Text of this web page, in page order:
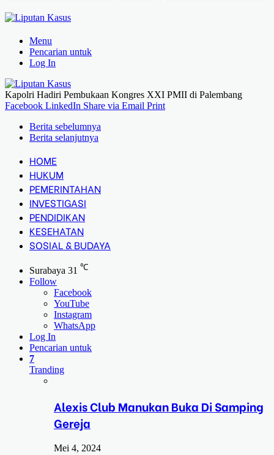
Menu
Pencarian untuk
Log In
Kapolri Hadiri Pembukaan Kongres XXI PMII di Palembang
Facebook LinkedIn Share via Email Print
Berita sebelumnya
Berita selanjutnya
HOME
HUKUM
PEMERINTAHAN
INVESTIGASI
PENDIDIKAN
KESEHATAN
SOSIAL & BUDAYA
Surabaya 31 ℃
Follow
Facebook
YouTube
Instagram
WhatsApp
Log In
Pencarian untuk
7
Tranding
Alexis Club Manukan Buka Di Samping
Gereja
Mei 4, 2024